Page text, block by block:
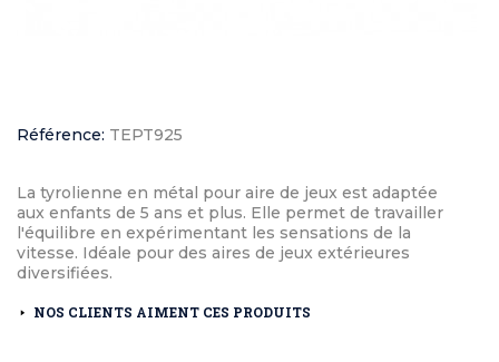
Référence: TEPT925
La tyrolienne en métal pour aire de jeux est adaptée
aux enfants de 5 ans et plus. Elle permet de travailler
l'équilibre en expérimentant les sensations de la
vitesse. Idéale pour des aires de jeux extérieures
diversifiées.
NOS CLIENTS AIMENT CES PRODUITS